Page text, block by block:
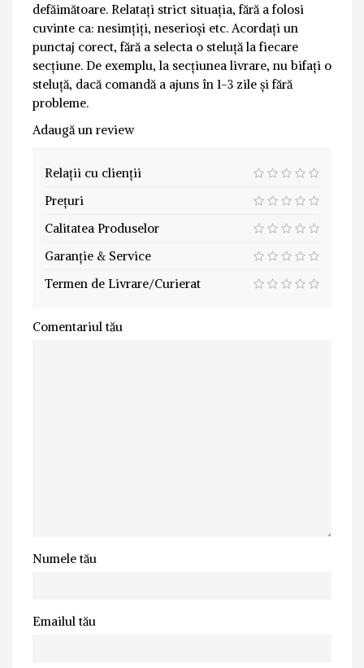
defăimătoare. Relatați strict situația, fără a folosi
cuvinte ca: nesimțiți, neserioși etc. Acordați un
punctaj corect, fără a selecta o steluță la fiecare
secțiune. De exemplu, la secțiunea livrare, nu bifați o
steluță, dacă comandă a ajuns în 1-3 zile și fără
probleme.
Adaugă un review
Relații cu clienții
Prețuri
Calitatea Produselor
Garanție & Service
Termen de Livrare/Curierat
Comentariul tău
Numele tău
Emailul tău